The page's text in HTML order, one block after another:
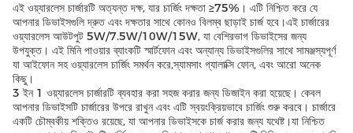
এই ওয়্যারলেস চার্জারটি অত্যন্ত দক্ষ, যার চার্জিং দক্ষতা ≥75%। এটি নিশ্চিত করে যে
আপনার ডিভাইসগুলি দ্রুত এবং দক্ষতার সাথে কোনও বিলম্ব ছাড়াই চার্জ হবে।এই চার্জারের
ওয়্যারলেস আউটপুট 5W/7.5W/10W/15W, যা বেশিরভাগ ডিভাইসের জন্য
উপযুক্ত। এই মিনি পাওয়ার ব্যাংকটি স্মার্টফোন এবং অন্যান্য ডিভাইসগুলির সাথে সামঞ্জস্যপূর্ণ
যা আইফোন সহ ওয়্যারলেস চার্জিং সমর্থন করে,স্যামসাং গ্যালাক্সি ফোন, এবং আরো অনেক
কিছু।
3 ইন 1 ওয়্যারলেস চার্জারটি ব্যবহার করা সহজ করার জন্য ডিজাইন করা হয়েছে। কেবল
আপনার ডিভাইসটি চার্জারের উপরে রাখুন এবং এটি স্বয়ংক্রিয়ভাবে চার্জিং শুরু করবে। চার্জারে
একটি চৌম্বকীয় শক্তিও রয়েছে, যা আপনার ডিভাইসকে চার্জ করার জন্য যথেষ্ট।যা নিশ্চিত